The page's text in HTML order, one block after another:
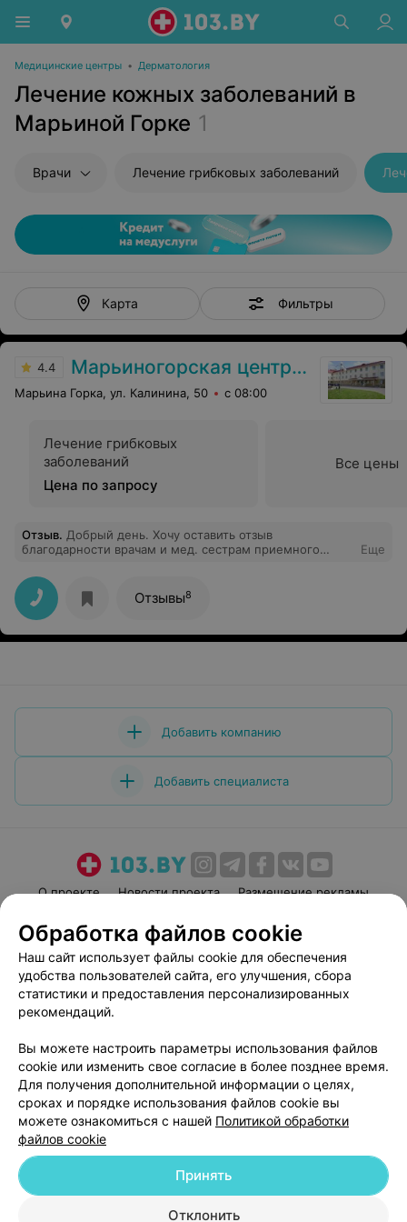
Медицинские центры • Дерматология
Лечение кожных заболеваний в
Марьиной Горке 1
Врачи Лечение грибковых заболеваний
Карта Фильтры
4.4 Марьиногорская центральная районная больница
Марьина Горка, ул. Калинина, 50 с 08:00
Лечение грибковых
заболеваний
Цена по запросу
Все цены
Отзыв. Добрый день. Хочу оставить отзыв
благодарности врачам и мед. сестрам приемного
поставили на ноги в период обращения при диком
отравлении в течение двух часов. Очень внимательное
и бережное отношение к пациентам, я лежала под
капельницей, наблюдая за всеми поступающими,
которым также была оказана своевременная помощь!
Еще
Отзывы8
Добавить компанию
Добавить специалиста
О проекте Новости проекта
Размещение рекламы
Пользовательское соглашение
Способы оплаты
Вакансии
Партнеры
Написать руководителю 103.by
Персональные настройки cookie
Обработка персональных данных
© 2026 ООО «Артокс Лаб», УНП 191700409| 220012, Республика Беларусь,
г. Минск, улица Толбухина, 2, пом. 16 | help@103.by
Обработка файлов cookie
Наш сайт использует файлы cookie для обеспечения
удобства пользователей сайта, его улучшения, сбора
статистики и предоставления персонализированных
рекомендаций.
Вы можете настроить параметры использования файлов
cookie или изменить свое согласие в более позднее время.
Для получения дополнительной информации о целях,
сроках и порядке использования файлов cookie вы
можете ознакомиться с нашей Политикой обработки
файлов cookie
Отклонить
Принять